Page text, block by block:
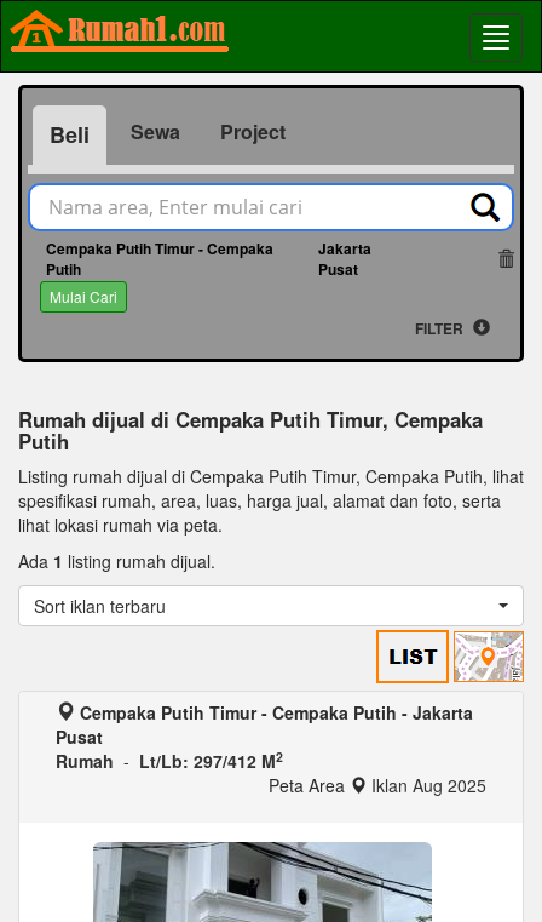
Beli Sewa Project
Cempaka Putih Timur - Cempaka
Putih
Jakarta
Pusat
Mulai Cari
FILTER
Rumah dijual di Cempaka Putih Timur, Cempaka
Putih
Listing rumah dijual di Cempaka Putih Timur, Cempaka Putih, lihat
spesifikasi rumah, area, luas, harga jual, alamat dan foto, serta
lihat lokasi rumah via peta.
Ada 1 listing rumah dijual.
Sort iklan terbaru
Cempaka Putih Timur - Cempaka Putih - Jakarta
Pusat
Rumah - Lt/Lb: 297/412 M2
Peta Area Iklan Aug 2025